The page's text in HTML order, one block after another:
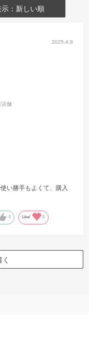
示：新しい順
2025.4.9
店舗
い勝手もよくて、購入
0 Like! 0